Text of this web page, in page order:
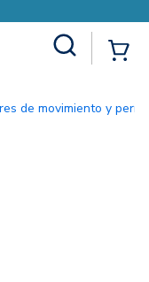
de movimiento y